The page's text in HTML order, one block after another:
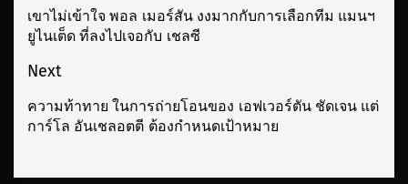
นำทาง
เรื่อง
Previous
post:
เขาไม่เข้าใจ พอล เมอร์สัน งงมากกับการเลือกทีม แมนฯ
ยูไนเต็ด ที่ลงไปเจอกับ เชลซี
Next
Next
post:
ความท้าทาย ในการถ่ายโอนของ เอฟเวอร์ตัน ชัดเจน แต่
การ์โล อันเชลอตตี ต้องกำหนดเป้าหมาย